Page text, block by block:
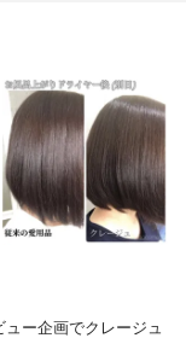
ー企画でクレージュ